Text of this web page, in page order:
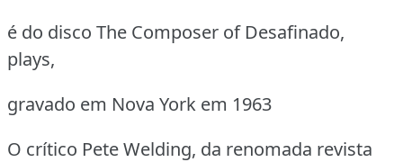
é do disco The Composer of Desafinado,
plays,
gravado em Nova York em 1963
O crítico Pete Welding, da renomada revista